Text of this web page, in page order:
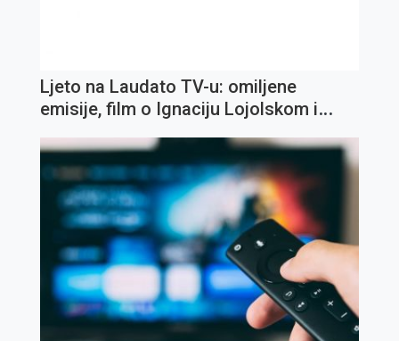
Ljeto na Laudato TV-u: omiljene
emisije, film o Ignaciju Lojolskom i